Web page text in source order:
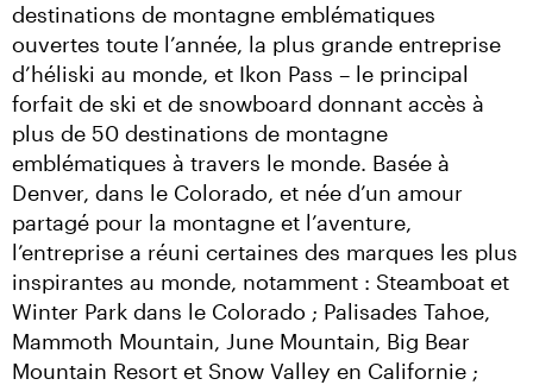
destinations de montagne emblématiques
ouvertes toute l’année, la plus grande entreprise
d’héliski au monde, et Ikon Pass – le principal
forfait de ski et de snowboard donnant accès à
plus de 50 destinations de montagne
emblématiques à travers le monde. Basée à
Denver, dans le Colorado, et née d’un amour
partagé pour la montagne et l’aventure,
l’entreprise a réuni certaines des marques les plus
inspirantes au monde, notamment : Steamboat et
Winter Park dans le Colorado ; Palisades Tahoe,
Mammoth Mountain, June Mountain, Big Bear
Mountain Resort et Snow Valley en Californie ;